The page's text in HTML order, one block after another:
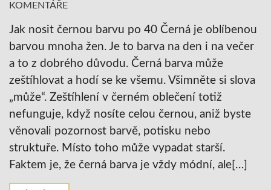
KOMENTÁŘE
Jak nosit černou barvu po 40 Černá je oblíbenou
barvou mnoha žen. Je to barva na den i na večer
a to z dobrého důvodu. Černá barva může
zeštíhlovat a hodí se ke všemu. Všimněte si slova
„může“. Zeštíhlení v černém oblečení totiž
nefunguje, když nosíte celou černou, aniž byste
věnovali pozornost barvě, potisku nebo
struktuře. Místo toho může vypadat starší.
Faktem je, že černá barva je vždy módní, ale[…]